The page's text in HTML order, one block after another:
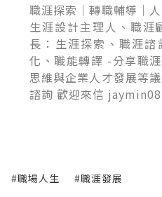
職涯探索｜轉職輔導｜
生涯設計主理人、職涯
長：生涯探索、職涯
化、職能轉譯 -分享職
思維與企業人才發展等
諮詢 歡迎來信
#職場人生 #職涯發展